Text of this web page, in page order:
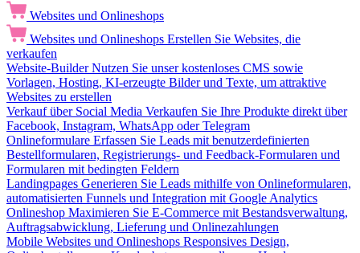
Websites und Onlineshops
Websites und Onlineshops Erstellen Sie Websites, die
verkaufen
Website-Builder Nutzen Sie unser kostenloses CMS sowie
Vorlagen, Hosting, KI-erzeugte Bilder und Texte, um attraktive
Websites zu erstellen
Verkauf über Social Media Verkaufen Sie Ihre Produkte direkt über
Facebook, Instagram, WhatsApp oder Telegram
Onlineformulare Erfassen Sie Leads mit benutzerdefinierten
Bestellformularen, Registrierungs- und Feedback-Formularen und
Formularen mit bedingten Feldern
Landingpages Generieren Sie Leads mithilfe von Onlineformularen,
automatisierten Funnels und Integration mit Google Analytics
Onlineshop Maximieren Sie E-Commerce mit Bestandsverwaltung,
Auftragsabwicklung, Lieferung und Onlinezahlungen
Mobile Websites und Onlineshops Responsives Design,